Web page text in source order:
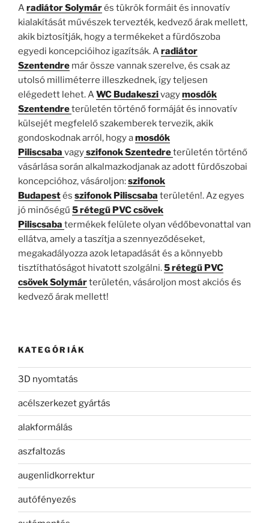
Aradiátor Solymárés tükrök formáit és innovatív
kialakítását művészek tervezték, kedvező árak mellett,
akik biztosítják, hogy a termékeket a fürdőszoba
egyedi koncepcióihoz igazítsák. Aradiátor
Szentendre már össze vannak szerelve, és csak az
utolsó milliméterre illeszkednek, így teljesen
elégedett lehet. AWC Budakeszivagymosdók
Szentendreterületén történő formáját és innovatív
külsejét megfelelő szakemberek tervezik, akik
gondoskodnak arról, hogy amosdók
Piliscsaba vagyszifonok Szentedreterületén történő
vásárlása során alkalmazkodjanak az adott fürdőszobai
koncepcióhoz, vásároljon:szifonok
Budapestés szifonok Piliscsaba területén!. Az egyes
jó minőségű 5 rétegű PVC csövek
Piliscsaba termékek felülete olyan védőbevonattal van
ellátva, amely a taszítja a szennyeződéseket,
megakadályozza azok letapadását és a könnyebb
tisztíthatóságot hivatott szolgálni.5 rétegű PVC
csövek Solymárterületén, vásároljon most akciós és
kedvező árak mellett!
KATEGÓRIÁK
3D nyomtatás
acélszerkezet gyártás
alakformálás
aszfaltozás
augenlidkorrektur
autófényezés